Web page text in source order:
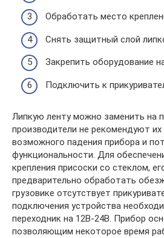
Обработать место
Снять защитный слой
Закрепить оборудование
Подключить к
Липкую ленту можно заменить на
производители не рекомендуют
возможного падения прибора и
функциональности. Для
крепления присоски со стеклом,
предварительно обработать
грузовике отсутствует
подключения устройства
переходник на 12В-24В. Прибор
позволяющим некоторое время